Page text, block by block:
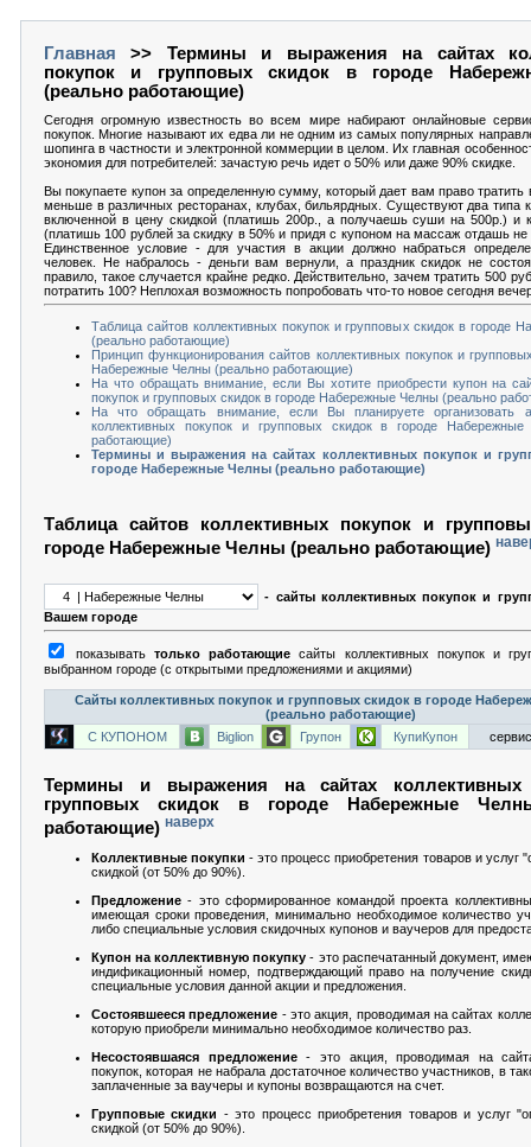
Главная >> Термины и выражения на сайтах
покупок и групповых скидок в городе
(реально работающие)
Сегодня огромную известность во всем мире набирают онлайновые
покупок. Многие называют их едва ли не одним из самых популярных
шопинга в частности и электронной коммерции в целом. Их главная
экономия для потребителей: зачастую речь идет о 50% или даже 90% скидке.
Вы покупаете купон за определенную сумму, который дает вам право тратить
меньше в различных ресторанах, клубах, бильярдных. Существуют два типа
включенной в цену скидкой (платишь 200р., а получаешь суши на 500р.) и
(платишь 100 рублей за скидку в 50% и придя с купоном на массаж отдашь не
Единственное условие - для участия в акции должно набраться
человек. Не набралось - деньги вам вернули, а праздник скидок не
правило, такое случается крайне редко. Действительно, зачем тратить 500
потратить 100? Неплохая возможность попробовать что-то новое сегодня
Таблица сайтов коллективных покупок и групповых скидок в городе
(реально работающие)
Принцип функционирования сайтов коллективных покупок и
Набережные Челны (реально работающие)
На что обращать внимание, если Вы хотите приобрести купон на
покупок и групповых скидок в городе Набережные Челны (реально
На что обращать внимание, если Вы планируете организовать
коллективных покупок и групповых скидок в городе
работающие)
Термины и выражения на сайтах коллективных покупок и
городе Набережные Челны (реально работающие)
Таблица сайтов коллективных покупок и
городе Набережные Челны (реально работающие)
- сайты коллективных покупок и
Вашем городе
показыватьтолько работающие сайты коллективных покупок и
выбранном городе (с открытыми предложениями и акциями)
Сайты коллективных покупок и групповых скидок в городе
(реально работающие)
С КУПОНОМ
Biglion Групон КупиКупон
Термины и выражения на сайтах
групповых скидок в городе Набережные
работающие) наверх
Коллективные покупки - это процесс приобретения товаров и услуг
скидкой (от 50% до 90%).
Предложение - это сформированное командой проекта
имеющая сроки проведения, минимально необходимое количество
либо специальные условия скидочных купонов и ваучеров для
Купон на коллективную покупку - это распечатанный документ,
индификационный номер, подтверждающий право на получение
специальные условия данной акции и предложения.
Состоявшееся предложение - это акция, проводимая на сайтах
которую приобрели минимально необходимое количество раз.
Несостоявшаяся предложение- это акция, проводимая на
покупок, которая не набрала достаточное количество участников, в
заплаченные за ваучеры и купоны возвращаются на счет.
Групповые скидки - это процесс приобретения товаров и услуг
скидкой (от 50% до 90%).